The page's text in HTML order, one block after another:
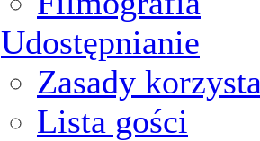
Udostępnianie
Zasady
Lista gości